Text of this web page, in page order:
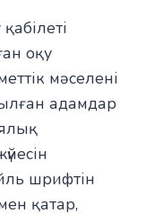
оқу
мәселені
адамдар
шрифтін
қатар,